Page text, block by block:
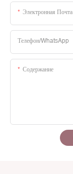
Электронная Почта
Телефон/WhatsApp
Содержание